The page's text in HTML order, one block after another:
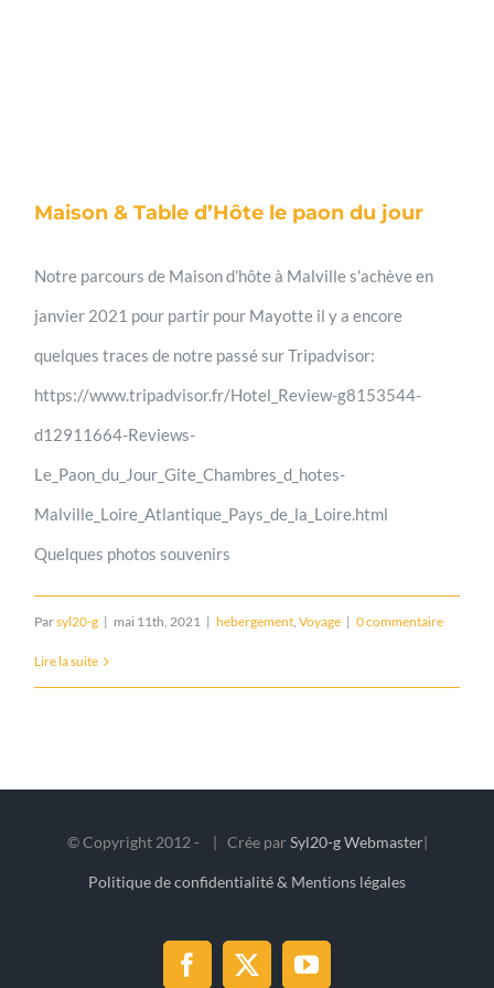
Maison & Table d’Hôte le paon du jour
Notre parcours de Maison d'hôte à Malville s'achève en
janvier 2021 pour partir pour Mayotte il y a encore
quelques traces de notre passé sur Tripadvisor:
https://www.tripadvisor.fr/Hotel_Review-g8153544-
d12911664-Reviews-
Le_Paon_du_Jour_Gite_Chambres_d_hotes-
Malville_Loire_Atlantique_Pays_de_la_Loire.html
Quelques photos souvenirs
Parsyl20-g | mai 11th, 2021 | hebergement,Voyage | 0 commentaire
Lire la suite
© Copyright 2012 - | Crée par Syl20-g Webmaster|
Politique de confidentialité & Mentions légales
Facebook
X YouTube